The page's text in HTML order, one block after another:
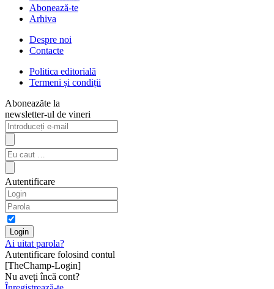
Abonează-te
Arhiva
Despre noi
Contacte
Politica editorială
Termeni și condiții
Aboneazăte la
newsletter-ul de vineri
Autentificare
Ai uitat parola?
Autentificare folosind contul
[TheChamp-Login]
Nu aveți încă cont?